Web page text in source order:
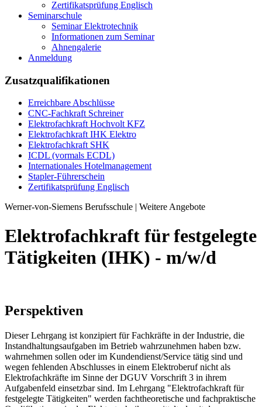
Zertifikatsprüfung Englisch
Seminarschule
Seminar Elektrotechnik
Informationen zum Seminar
Ahnengalerie
Anmeldung
Zusatzquali­fikationen
Erreichbare Abschlüsse
CNC-Fachkraft Schreiner
Elektrofachkraft Hochvolt KFZ
Elektrofachkraft IHK Elektro
Elektrofachkraft SHK
ICDL (vormals ECDL)
Internationales Hotelmanagement
Stapler-Führerschein
Zertifikatsprüfung Englisch
Werner-von-Siemens Berufsschule | Weitere Angebote
Elektrofachkraft für festgelegte
Tätigkeiten (IHK) - m/w/d
Perspektiven
Dieser Lehrgang ist konzipiert für Fachkräfte in der Industrie, die
Instandhaltungsaufgaben im Betrieb wahrzunehmen haben bzw.
wahrnehmen sollen oder im Kundendienst/Service tätig sind und
wegen fehlenden Abschlusses in einem Elektroberuf nicht als
Elektrofachkräfte im Sinne der DGUV Vorschrift 3 in ihrem
Aufgabenfeld einsetzbar sind. Im Lehrgang "Elektrofachkraft für
festgelegte Tätigkeiten" werden fachtheoretische und fachpraktische